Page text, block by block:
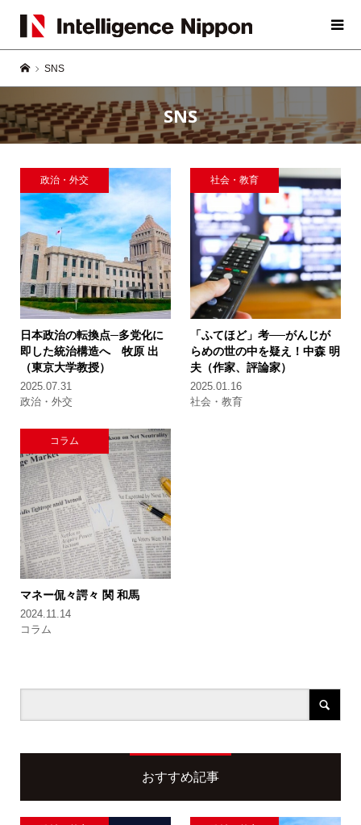
SNS
SNS
政治・外交
日本政治の転換点─多党化に
即した統治構造へ
牧原 出
（東京大学教授）
2025.07.31
政治・外交
社会・教育
「ふてほど」考──がんじが
らめの世の中を疑え！中森 明
夫（作家、評論家）
2025.01.16
社会・教育
コラム
マネー侃々諤々 関 和馬
2024.11.14
コラム
おすすめ記事